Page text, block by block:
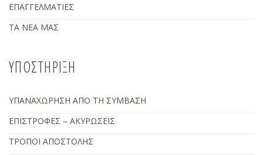
ΕΠΑΓΓΕΛΜΑΤΙΕΣ
ΤΑ ΝΕΑ ΜΑΣ
ΥΠΟΣΤΗΡΙΞΗ
ΥΠΑΝΑΧΩΡΗΣΗ ΑΠΟ ΤΗ ΣΥΜΒΑΣΗ
ΕΠΙΣΤΡΟΦΕΣ – ΑΚΥΡΩΣΕΙΣ
ΤΡΟΠΟΙ ΑΠΟΣΤΟΛΗΣ